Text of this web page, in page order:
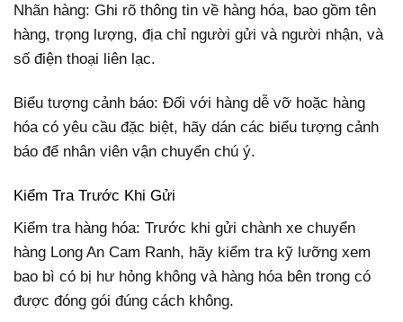
Nhãn hàng: Ghi rõ thông tin về hàng hóa, bao gồm tên
hàng, trọng lượng, địa chỉ người gửi và người nhận, và
số điện thoại liên lạc.
Biểu tượng cảnh báo: Đối với hàng dễ vỡ hoặc hàng
hóa có yêu cầu đặc biệt, hãy dán các biểu tượng cảnh
báo để nhân viên vận chuyển chú ý.
Kiểm Tra Trước Khi Gửi
Kiểm tra hàng hóa: Trước khi gửi chành xe chuyển
hàng Long An Cam Ranh, hãy kiểm tra kỹ lưỡng xem
bao bì có bị hư hỏng không và hàng hóa bên trong có
được đóng gói đúng cách không.